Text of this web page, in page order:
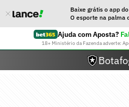
Baixe grátis o app
O esporte na palma
Ajuda com Aposta?
18+ Ministério da Fazenda adverte: